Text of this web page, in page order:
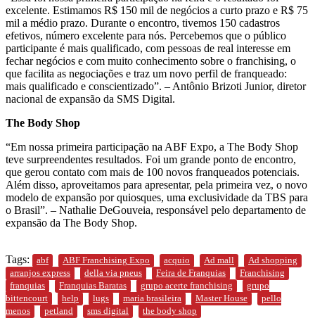
excelente. Estimamos R$ 150 mil de negócios a curto prazo e R$ 75
mil a médio prazo. Durante o encontro, tivemos 150 cadastros
efetivos, número excelente para nós. Percebemos que o público
participante é mais qualificado, com pessoas de real interesse em
fechar negócios e com muito conhecimento sobre o franchising, o
que facilita as negociações e traz um novo perfil de franqueado:
mais qualificado e conscientizado”. – Antônio Brizoti Junior, diretor
nacional de expansão da SMS Digital.
The Body Shop
“Em nossa primeira participação na ABF Expo, a The Body Shop
teve surpreendentes resultados. Foi um grande ponto de encontro,
que gerou contato com mais de 100 novos franqueados potenciais.
Além disso, aproveitamos para apresentar, pela primeira vez, o novo
modelo de expansão por quiosques, uma exclusividade da TBS para
o Brasil”. – Nathalie DeGouveia, responsável pelo departamento de
expansão da The Body Shop.
Tags: abf ABF Franchising Expo acquio Ad mall
Ad shopping
arranjos express
della via pneus Feira de Franquias
Franchising
franquias
Franquias Baratas grupo acerte franchising
grupo
bittencourt
help lugs maria brasileira Master House
pello
menos
petland sms digital the body shop